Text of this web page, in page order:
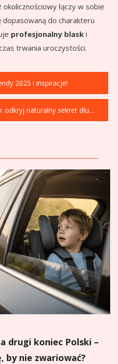
łączy w sobie
do charakteru
profesjonalny blask i
trwania uroczystości.
2025 i inspiracje!
Olejek rycynowy na rzęsy: odkryj naturalny sekret długich i gęstych rzęs!
drugi koniec Polski –
by nie zwariować?